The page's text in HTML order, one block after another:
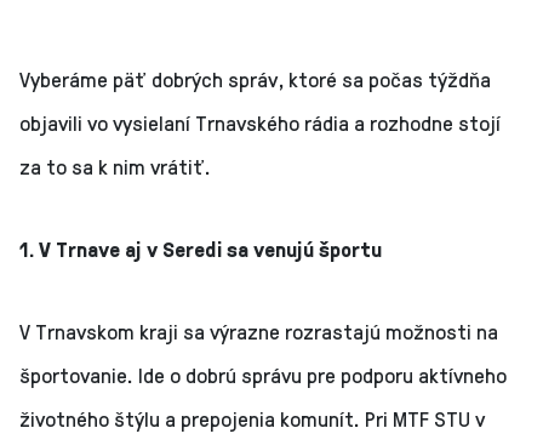
Vyberáme päť dobrých správ, ktoré sa počas týždňa
objavili vo vysielaní Trnavského rádia a rozhodne stojí
za to sa k nim vrátiť.
1. V Trnave aj v Seredi sa venujú športu
V Trnavskom kraji sa výrazne rozrastajú možnosti na
športovanie. Ide o dobrú správu pre podporu aktívneho
životného štýlu a prepojenia komunít. Pri MTF STU v